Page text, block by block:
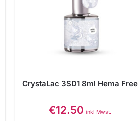
CrystaLac 3SD1 8ml Hema Free
€12.50 inkl Mwst.